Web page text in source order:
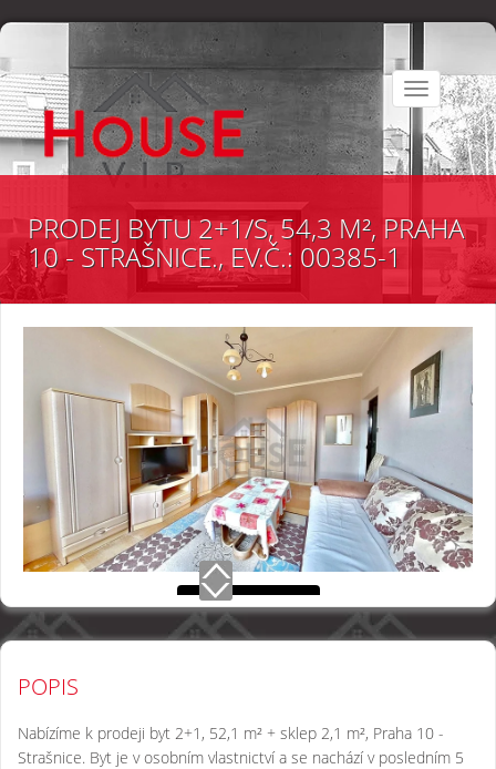
Toggle
navigation
PRODEJ BYTU 2+1/S, 54,3 M², PRAHA
10 - STRAŠNICE., EV.Č.: 00385-1
POPIS
Nabízíme k prodeji byt 2+1, 52,1 m² + sklep 2,1 m², Praha 10 -
Strašnice. Byt je v osobním vlastnictví a se nachází v posledním 5